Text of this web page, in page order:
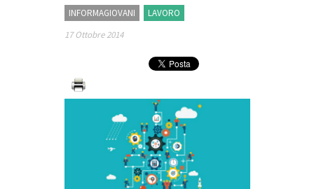
INFORMAGIOVANI
LAVORO
17 Ottobre 2014